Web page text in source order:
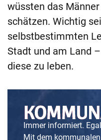
wüssten das
schätzen. Wichtig
selbstbestimmten
Stadt und am Land
diese zu leben.
Immer informiert.
Mit dem